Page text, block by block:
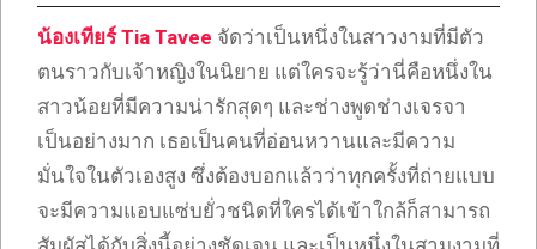
น้องเทียร์ Tia Tavee จัดว่าเป็นหนึ่งในสาวงามที่มีตัว
ตนราวกับเจ้าหญิงในนิยาย แต่ใครจะรู้ว่านี่คือหนึ่งใน
สาวน้อยที่มีความน่ารักสุดๆ และช่างพูดช่างเจรจา
เป็นอย่างมาก เธอเป็นคนที่อ่อนหวานและมีความ
มั่นใจในตัวเองสูง ซึ่งต้องบอกแล้วว่าทุกครั้งที่ถ่ายแบบ
จะมีความแอบแซ่บยั่วชนิดที่ใครได้เข้าใกล้ก็สามารถ